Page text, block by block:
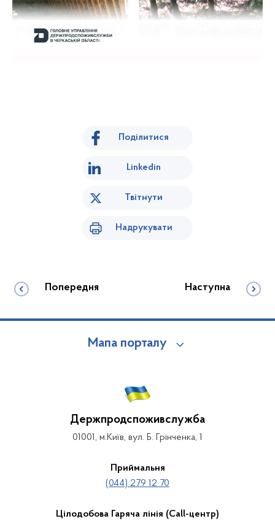
Поділитися
Linkedin
Твітнути
Надрукувати
Попередня Наступна
Мапа порталу
Держпродспоживслужба
01001, м.Київ, вул. Б. Грінченка, 1
Приймальня
(044) 279 12 70
Цілодобова Гаряча лінія (Call-центр)